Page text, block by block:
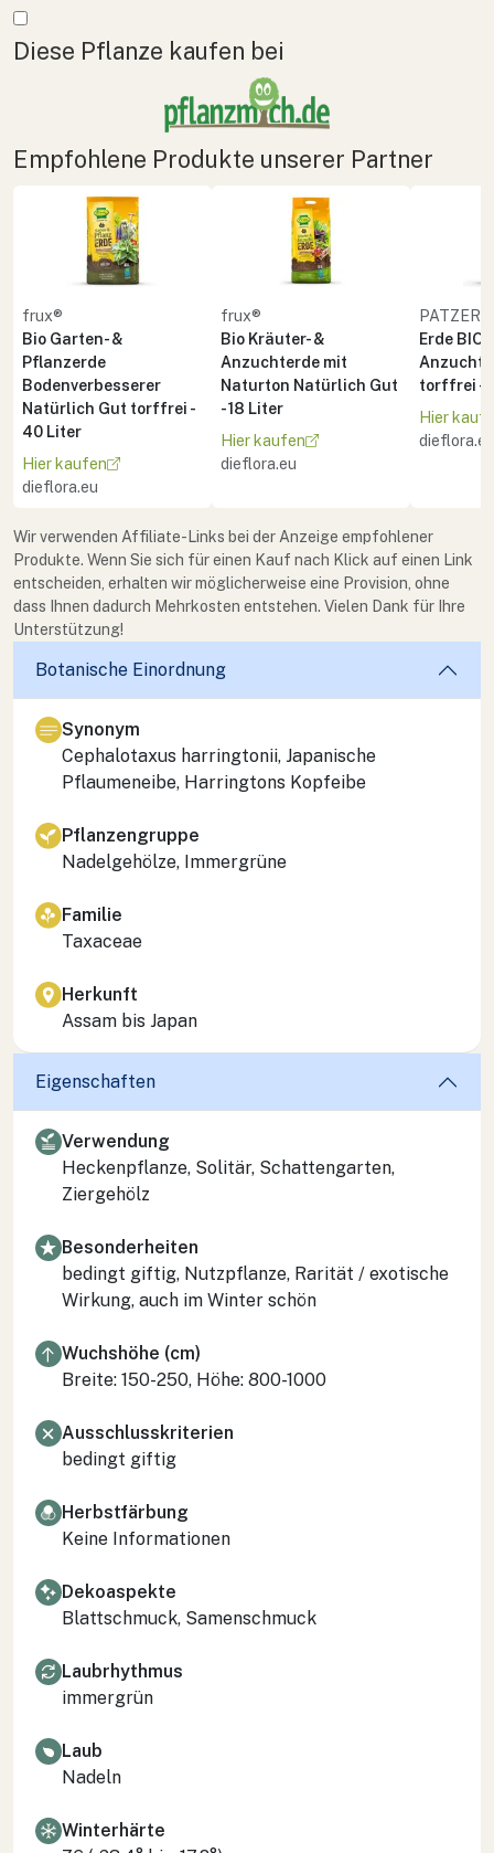
Mehr anzeigen
Diese Pflanze kaufen bei
Empfohlene Produkte unserer Partner
frux®
Bio Garten- &
Pflanzerde
Bodenverbesserer
Natürlich Gut torffrei -
40 Liter
Hier kaufen
dieflora.eu
frux®
Bio Kräuter- &
Anzuchterde mit
Naturton Natürlich Gut
- 18 Liter
Hier kaufen
dieflora.eu
PATZER
Erde
Anzucht
torffrei -
Hier
dieflora.eu
Wir verwenden Affiliate-Links bei der Anzeige empfohlener
Produkte. Wenn Sie sich für einen Kauf nach Klick auf einen Link
entscheiden, erhalten wir möglicherweise eine Provision, ohne
dass Ihnen dadurch Mehrkosten entstehen. Vielen Dank für Ihre
Unterstützung!
Botanische Einordnung
Synonym
Cephalotaxus harringtonii, Japanische
Pflaumeneibe, Harringtons Kopfeibe
Pflanzengruppe
Nadelgehölze, Immergrüne
Familie
Taxaceae
Herkunft
Assam bis Japan
Eigenschaften
Verwendung
Heckenpflanze, Solitär, Schattengarten,
Ziergehölz
Besonderheiten
bedingt giftig, Nutzpflanze, Rarität / exotische
Wirkung, auch im Winter schön
Wuchshöhe (cm)
Breite: 150-250, Höhe: 800-1000
Ausschlusskriterien
bedingt giftig
Herbstfärbung
Keine Informationen
Dekoaspekte
Blattschmuck, Samenschmuck
Laubrhythmus
immergrün
Laub
Nadeln
Winterhärte